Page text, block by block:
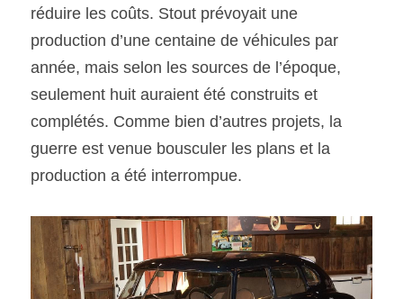
réduire les coûts. Stout prévoyait une
production d’une centaine de véhicules par
année, mais selon les sources de l’époque,
seulement huit auraient été construits et
complétés. Comme bien d’autres projets, la
guerre est venue bousculer les plans et la
production a été interrompue.